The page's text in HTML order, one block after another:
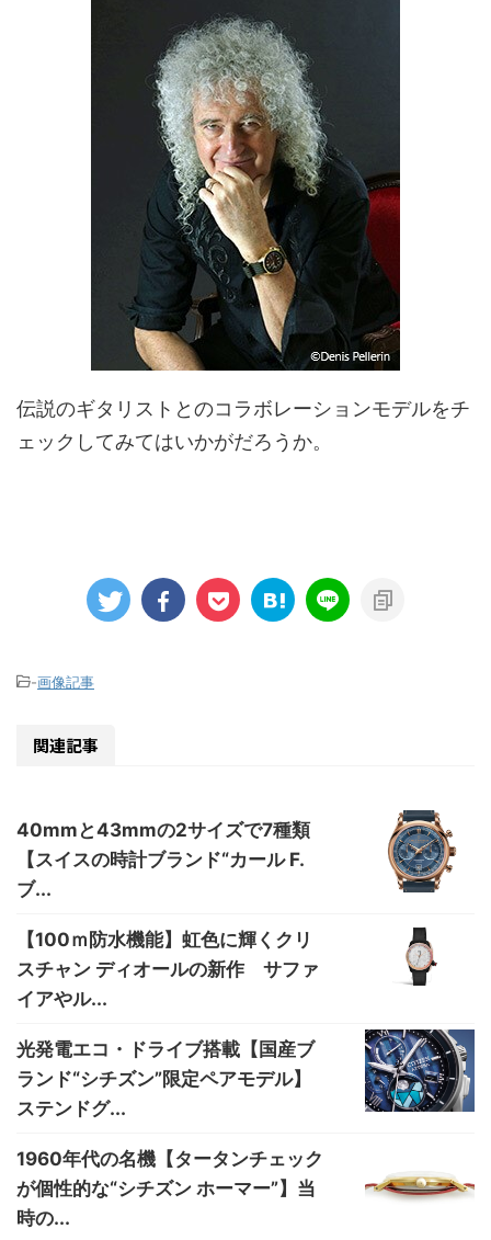
伝説のギタリストとのコラボレーションモデルをチ
ェックしてみてはいかがだろうか。
-画像記事
関連記事
40mmと43mmの2サイズで7種類
【スイスの時計ブランド“カール F.
ブ...
【100ｍ防水機能】虹色に輝くクリ
スチャン ディオールの新作 サファ
イアやル...
光発電エコ・ドライブ搭載【国産ブ
ランド“シチズン”限定ペアモデル】
ステンドグ...
1960年代の名機【タータンチェック
が個性的な“シチズン ホーマー”】当
時の...